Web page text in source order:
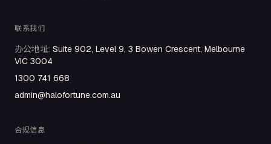
联系我们
办公地址: Suite 902, Level 9, 3 Bowen Crescent, Melbourne
VIC 3004
1300 741 668
admin@halofortune.com.au
合规信息